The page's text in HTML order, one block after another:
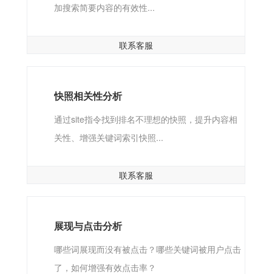
加搜索简要内容的有效性...
联系客服
快照相关性分析
通过site指令找到排名不理想的快照，提升内容相
关性、增强关键词索引快照...
联系客服
展现与点击分析
哪些词展现而没有被点击？哪些关键词被用户点击
了，如何增强有效点击率？